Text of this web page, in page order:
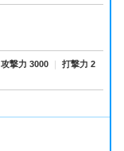
攻撃力 3000 ｜
打撃力 2